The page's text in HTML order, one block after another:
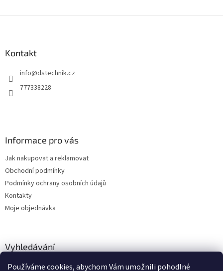
Používáme cookies, abychom Vám umožnili pohodlné
Kontakt
info@dstechnik.cz
777338228
Informace pro vás
Jak nakupovat a reklamovat
Obchodní podmínky
Podmínky ochrany osobních údajů
Kontakty
Moje objednávka
Vyhledávání